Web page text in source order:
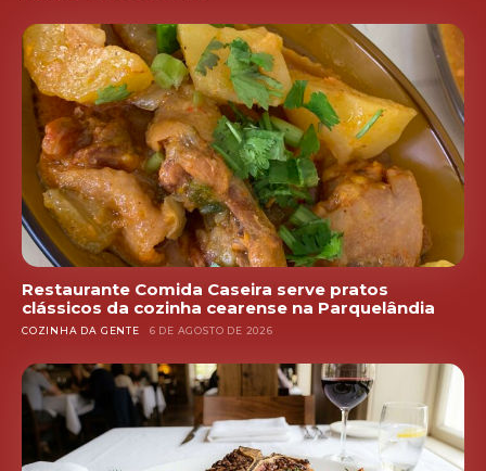
Restaurante Comida Caseira serve pratos
clássicos da cozinha cearense na Parquelândia
COZINHA DA GENTE 6 DE AGOSTO DE 2026